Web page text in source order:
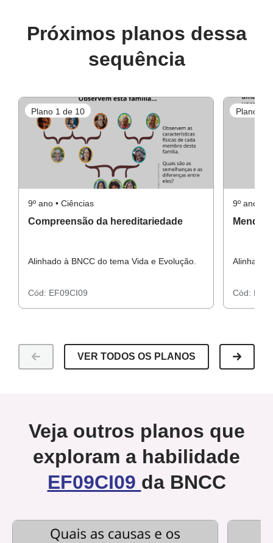
Próximos planos dessa
sequência
Plano 1 de 10
9º ano • Ciências
Compreensão da hereditariedade
Alinhado à BNCC do tema Vida e Evolução.
Cód: EF09CI09
Plano 2
9º ano •
Mendel
Alinhado
Cód:
VER TODOS OS PLANOS
Veja outros planos que
exploram a habilidade
EF09CI09 da BNCC